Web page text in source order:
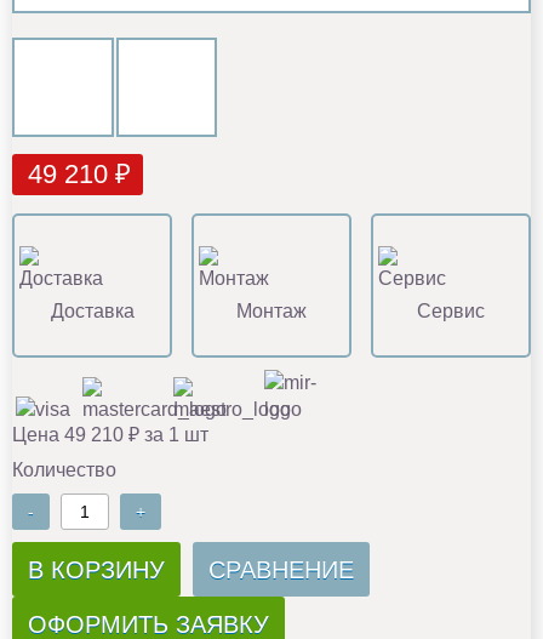
49 210 ₽
Доставка Монтаж Сервис
Цена 49 210 ₽ за 1 шт
Количество
- +
В КОРЗИНУ СРАВНЕНИЕ
ОФОРМИТЬ ЗАЯВКУ